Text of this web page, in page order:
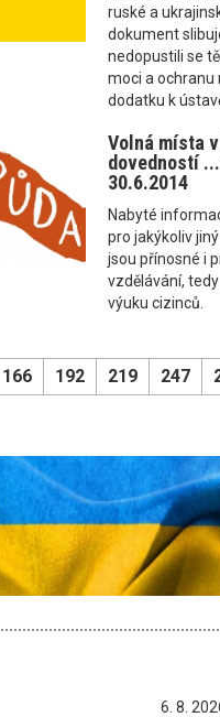
ruské a
dokument
nedopustili se
moci a
dodatku k
Volná místa
dovedností
30.6.2014
Nabyté
pro jakýkoliv
jsou přínosné i
vzdělávání,
výuku cizinců.
166 192 219 247
6. 8.